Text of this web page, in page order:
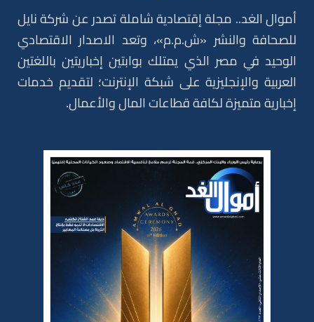
أموال الغد.. مجلة إقتصادية شاملة تصدر عن شركة نايل
للصحافة والنشر «ش.م.م»، وتعد الاصدار الاقتصادي
الوحيد في مصر الذي يمتلك بوابتين إخباريتين باللغتين
العربية والإنجليزية على شبكة الإنترنت؛ لتقديم خدمات
إخبارية متميزة لكافة قطاعات المال والأعمال.